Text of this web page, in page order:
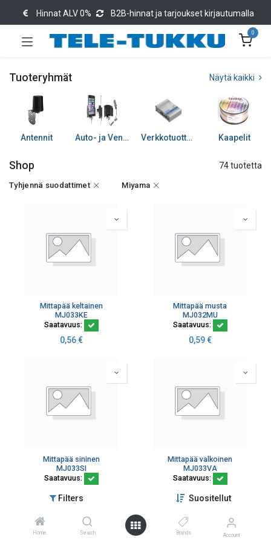
Filters Suositellut
Home Search Brands Account
Hinnat ALV 0% B2B-hinnat ja tarjoukset kirjautumalla
0
Tuoteryhmät Näytä kaikki
Antennit Auto- ja Venetarvikkeet Verkkotuotteet Kaapelit
Shop 74 tuotetta
Tyhjennä suodattimet Miyama
Mittapää keltainen
MJ033KE
Saatavuus:
0,56€
Mittapää musta
MJ032MU
Saatavuus:
0,59€
Mittapää sininen
MJ033SI
Saatavuus:
0,56
Mittapää valkoinen
MJ033VA
Saatavuus:
0,56 €